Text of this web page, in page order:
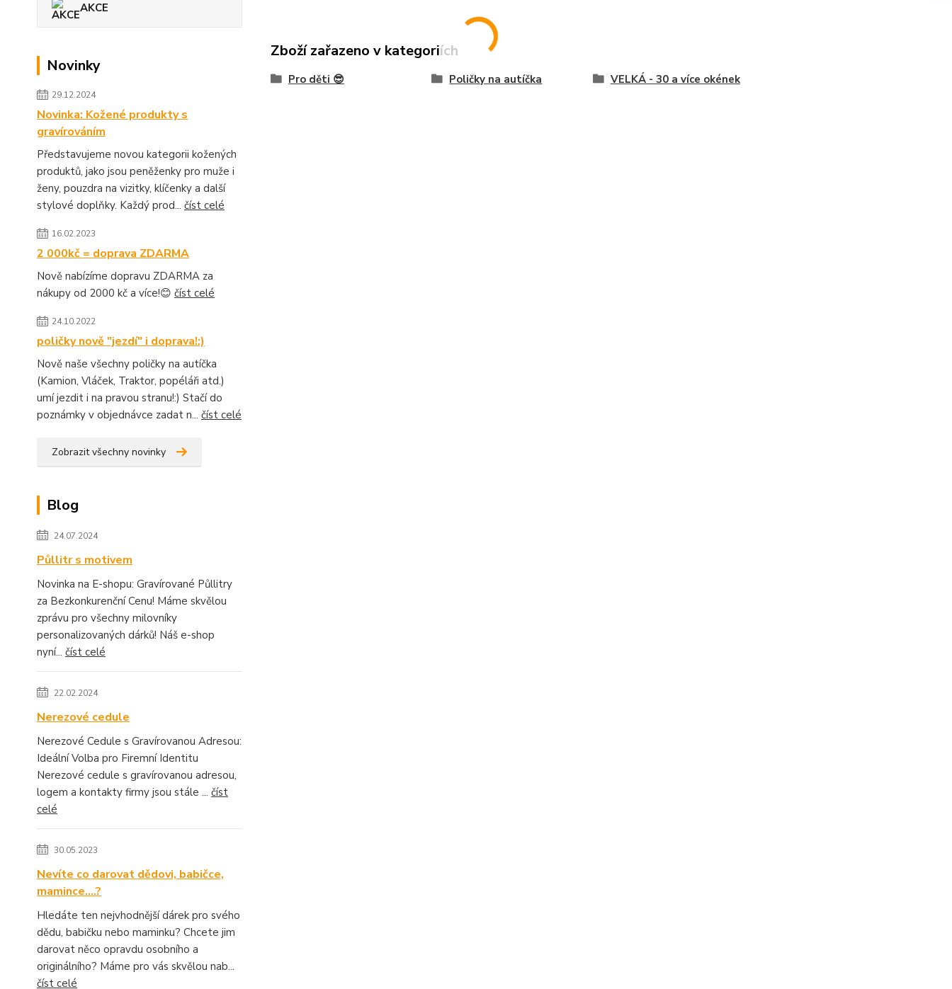
AKCE
Novinky
29.12.2024
Novinka: Kožené produkty s
gravírováním
Představujeme novou kategorii kožených
produktů, jako jsou peněženky pro muže i
ženy, pouzdra na vizitky, klíčenky a další
stylové doplňky. Každý prod... číst celé
16.02.2023
2 000kč = doprava ZDARMA
Nově nabízíme dopravu ZDARMA za
nákupy od 2000 kč a více!😊 číst celé
24.10.2022
poličky nově "jezdí" i doprava!:)
Nově naše všechny poličky na autíčka
(Kamion, Vláček, Traktor, popéláři atd.)
umí jezdit i na pravou stranu!:) Stačí do
poznámky v objednávce zadat n... číst celé
Zobrazit všechny novinky
Blog
24.07.2024
Půllitr s motivem
Novinka na E-shopu: Gravírované Půllitry
za Bezkonkurenční Cenu! Máme skvělou
zprávu pro všechny milovníky
personalizovaných dárků! Náš e-shop
nyní... číst celé
22.02.2024
Nerezové cedule
Nerezové Cedule s Gravírovanou Adresou:
Ideální Volba pro Firemní Identitu
Nerezové cedule s gravírovanou adresou,
logem a kontakty firmy jsou stále ... číst
celé
30.05.2023
Nevíte co darovat dědovi, babičce,
mamince....?
Hledáte ten nejvhodnější dárek pro svého
dědu, babičku nebo maminku? Chcete jim
darovat něco opravdu osobního a
originálního? Máme pro vás skvělou nab...
číst celé
Zboží zařazeno v kategoriích
Pro děti 😎 Poličky na autíčka VELKÁ - 30 a více okének